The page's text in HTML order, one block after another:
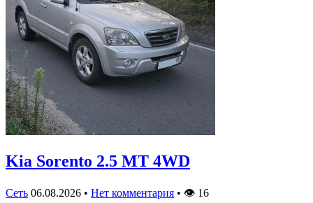
Kia Sorento 2.5 MT 4WD
Сеть 06.08.2026 • Нет комментария • 👁 16